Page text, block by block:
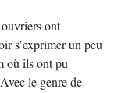
ont
s’exprimer un peu
où ils ont pu
le genre de